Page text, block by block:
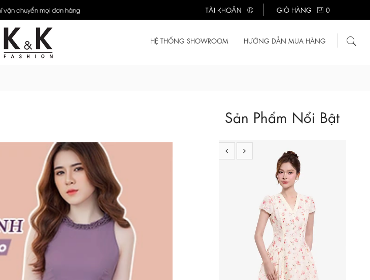
vận chuyển mọi đơn hàng TÀI KHOẢN GIỎ HÀNG 0
HỆ THỐNG SHOWROOM HƯỚNG DẪN MUA HÀNG
Sản Phẩm Nổi Bật
Đầm xô thêu hoa nhí cổ V phối ren
KK189-28